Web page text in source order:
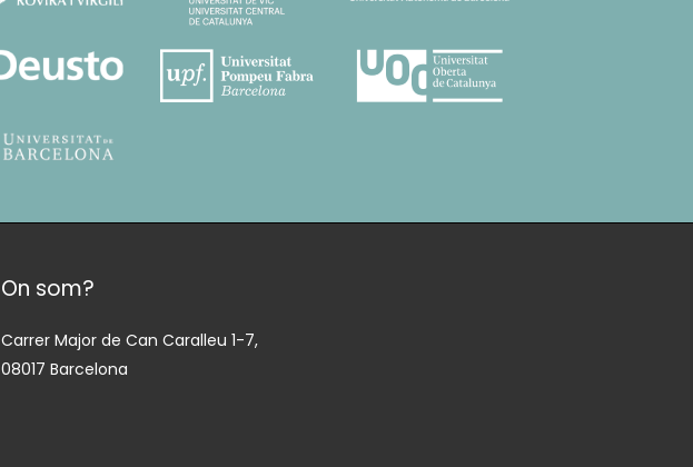
On som?
Carrer Major de Can Caralleu 1-7,
08017 Barcelona